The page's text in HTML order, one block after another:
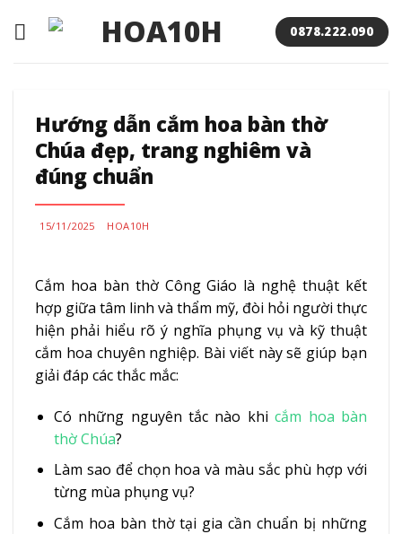
qua
0878.222.090
Hướng dẫn cắm hoa bàn thờ
Chúa đẹp, trang nghiêm và
đúng chuẩn
15/11/2025 HOA10H
Cắm hoa bàn thờ Công Giáo là nghệ thuật kết
hợp giữa tâm linh và thẩm mỹ, đòi hỏi người thực
hiện phải hiểu rõ ý nghĩa phụng vụ và kỹ thuật
cắm hoa chuyên nghiệp. Bài viết này sẽ giúp bạn
giải đáp các thắc mắc:
Có những nguyên tắc nào khicắm hoa bàn
thờ Chúa?
Làm sao để chọn hoa và màu sắc phù hợp với
từng mùa phụng vụ?
Cắm hoa bàn thờ tại gia cần chuẩn bị những